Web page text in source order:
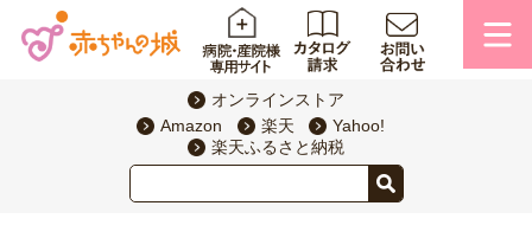
オンラインストア
Amazon
楽天
Yahoo!
楽天ふるさと納税